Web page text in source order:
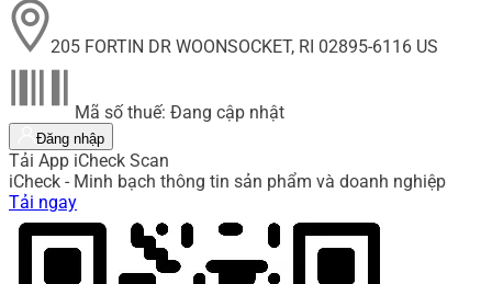
205 FORTIN DR WOONSOCKET, RI 02895-6116 US
Mã số thuế: Đang cập nhật
Đăng nhập
Tải App iCheck Scan
iCheck - Minh bạch thông tin sản phẩm và doanh nghiệp
Tải ngay